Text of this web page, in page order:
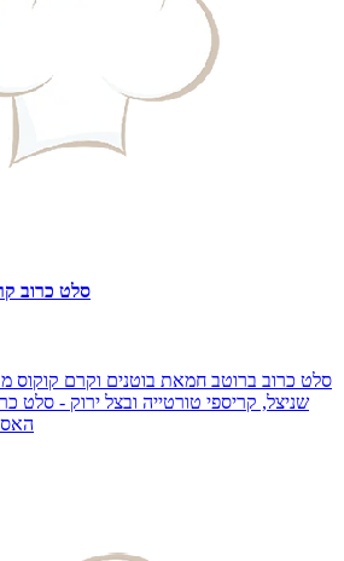
סלט כרוב
סלט כרוב ברוטב חמאת בוטנים וקרם קוקוס
שניצל, קריספי טורטייה ובצל ירוק - סלט